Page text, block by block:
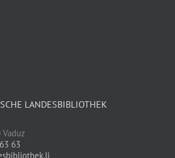
LANDESBIBLIOTHEK
63